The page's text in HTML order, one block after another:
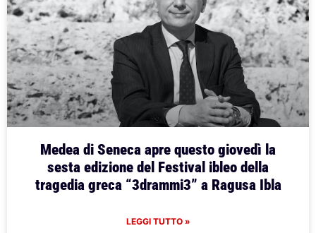
Medea di Seneca apre questo giovedì la
sesta edizione del Festival ibleo della
tragedia greca “3drammi3” a Ragusa Ibla
LEGGI TUTTO »